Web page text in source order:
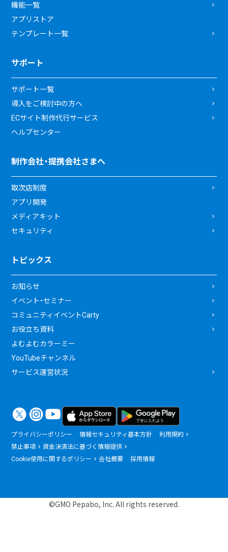
機能一覧
アプリストア
テンプレート一覧
サポート
サポート一覧
導入をご検討中の方へ
ECサイト制作代行サービス
ヘルプセンター
制作会社・提携会社さまへ
取次店制度
アプリ開発
メディアキット
セキュリティ
トピックス
お知らせ
イベント・セミナー
コミュニティイベントCarty
お役立ち資料
よむよむカラーミー
YouTubeチャンネル
サービス運営状況
プライバシーポリシー 情報セキュリティ基本方針
利用規約
禁止事項
資金決済法に基づく情報提供
Cookie使用に関するポリシー
会社概要 採用情報
©GMO Pepabo, Inc. All rights reserved.